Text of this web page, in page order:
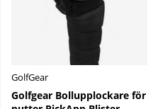
GolfGear
Golfgear Bollupplockare för